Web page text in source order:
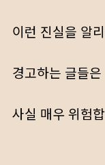
이런 진실을 알
경고하는 글들은
사실 매우 위험